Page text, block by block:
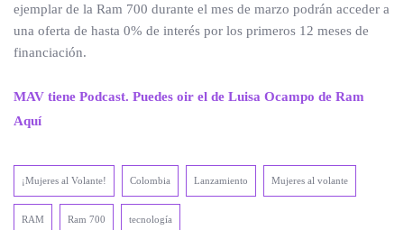
ejemplar de la Ram 700 durante el mes de marzo podrán acceder a
una oferta de hasta 0% de interés por los primeros 12 meses de
financiación.
MAV tiene Podcast. Puedes oir el de Luisa Ocampo de Ram
Aquí
¡Mujeres al Volante! Colombia Lanzamiento Mujeres al volante
RAM Ram 700 tecnología